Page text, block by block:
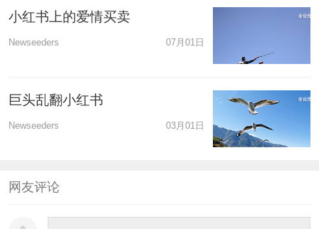
小红书上的爱情买卖
Newseeders 07月01日
巨头乱翻小红书
Newseeders 03月01日
网友评论